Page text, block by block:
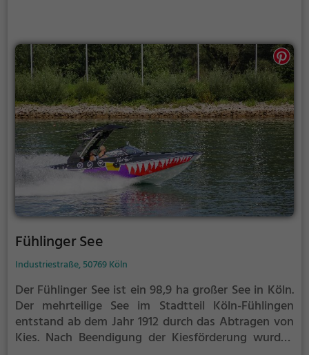
Fühlinger See
Industriestraße, 50769 Köln
Der Fühlinger See ist ein 98,9 ha großer See in Köln.
Der mehrteilige See im Stadtteil Köln-Fühlingen
entstand ab dem Jahr 1912 durch das Abtragen von
Kies. Nach Beendigung der Kiesförderung wurden